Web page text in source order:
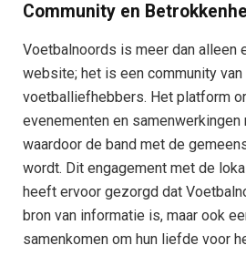
Community en
Voetbalnoords is meer dan alleen
website; het is een community
voetballiefhebbers. Het platform
evenementen en
waardoor de band met de
wordt. Dit engagement met de
heeft ervoor gezorgd dat
bron van informatie is, maar ook
samenkomen om hun liefde voor